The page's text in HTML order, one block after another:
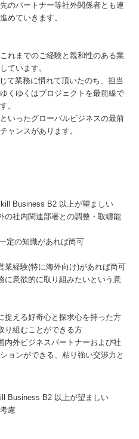
のパートナー等社外関係者とも連
めていきます。
れまでのご経験と親和性のある業
ています。
て業務に慣れて頂いたのち、担当
くゆくはプロジェクトを最前線で
。
いったグローバルビジネスの最前
ャンスがあります。
Business B2 以上が望ましい
の社内関連部署との調整・取纏能
定の知識があれば尚可
業経験(特に海外向け)があれば尚可
に意欲的に取り組みたいという意
捉える好奇心と探求心を持った方
り組むことができる方
内外ビジネスパートナーおよび社
ョンができる、粘り強い交渉力と
Business B2 以上が望ましい
慮